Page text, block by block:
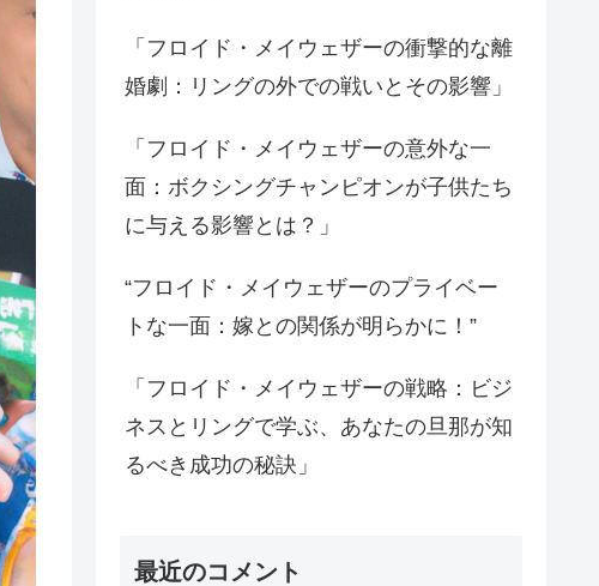
「フロイド・メイウェザーの衝撃的な離
婚劇：リングの外での戦いとその影響」
「フロイド・メイウェザーの意外な一
面：ボクシングチャンピオンが子供たち
に与える影響とは？」
“フロイド・メイウェザーのプライベー
トな一面：嫁との関係が明らかに！”
「フロイド・メイウェザーの戦略：ビジ
ネスとリングで学ぶ、あなたの旦那が知
るべき成功の秘訣」
最近のコメント